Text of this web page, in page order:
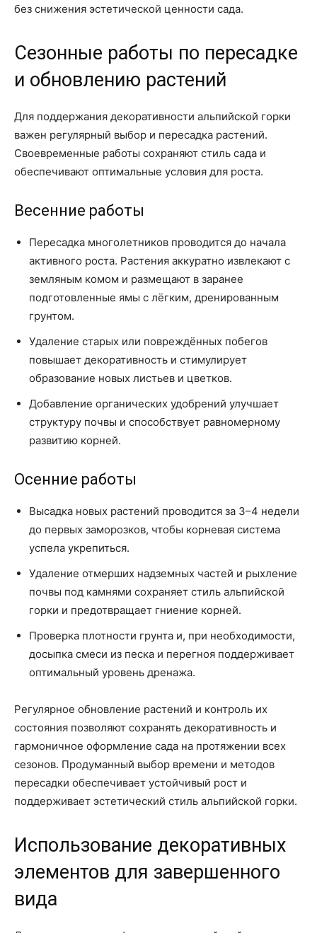
без снижения эстетической ценности сада.
Сезонные работы по пересадке
и обновлению растений
Для поддержания декоративности альпийской горки
важен регулярный выбор и пересадка растений.
Своевременные работы сохраняют стиль сада и
обеспечивают оптимальные условия для роста.
Весенние работы
Пересадка многолетников проводится до начала
активного роста. Растения аккуратно извлекают с
земляным комом и размещают в заранее
подготовленные ямы с лёгким, дренированным
грунтом.
Удаление старых или повреждённых побегов
повышает декоративность и стимулирует
образование новых листьев и цветков.
Добавление органических удобрений улучшает
структуру почвы и способствует равномерному
развитию корней.
Осенние работы
Высадка новых растений проводится за 3–4 недели
до первых заморозков, чтобы корневая система
успела укрепиться.
Удаление отмерших надземных частей и рыхление
почвы под камнями сохраняет стиль альпийской
горки и предотвращает гниение корней.
Проверка плотности грунта и, при необходимости,
досыпка смеси из песка и перегноя поддерживает
оптимальный уровень дренажа.
Регулярное обновление растений и контроль их
состояния позволяют сохранять декоративность и
гармоничное оформление сада на протяжении всех
сезонов. Продуманный выбор времени и методов
пересадки обеспечивает устойчивый рост и
поддерживает эстетический стиль альпийской горки.
Использование декоративных
элементов для завершенного
вида